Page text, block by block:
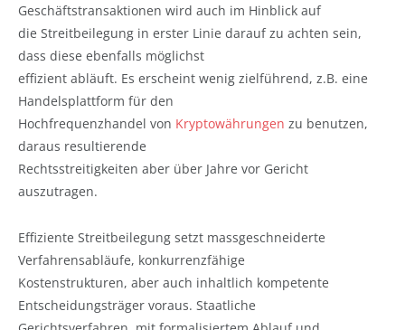
Geschäftstransaktionen wird auch im Hinblick auf
die Streitbeilegung in erster Linie darauf zu achten sein,
dass diese ebenfalls möglichst
effizient abläuft. Es erscheint wenig zielführend, z.B. eine
Handelsplattform für den
Hochfrequenzhandel von Kryptowährungen zu benutzen,
daraus resultierende
Rechtsstreitigkeiten aber über Jahre vor Gericht
auszutragen.
Effiziente Streitbeilegung setzt massgeschneiderte
Verfahrensabläufe, konkurrenzfähige
Kostenstrukturen, aber auch inhaltlich kompetente
Entscheidungsträger voraus. Staatliche